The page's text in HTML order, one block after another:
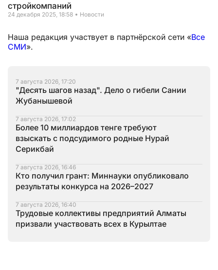
стройкомпаний
24 декабря 2025, 18:58 Новости
Наша редакция участвует в партнёрской сети «Все
СМИ».
7 августа 2026, 17:20
"Десять шагов назад". Дело о гибели Сании
Жубанышевой
7 августа 2026, 17:02
Более 10 миллиардов тенге требуют
взыскать с подсудимого родные Нурай
Серикбай
7 августа 2026, 16:46
Кто получил грант: Миннауки опубликовало
результаты конкурса на 2026–2027
7 августа 2026, 16:40
Трудовые коллективы предприятий Алматы
призвали участвовать всех в Курылтае